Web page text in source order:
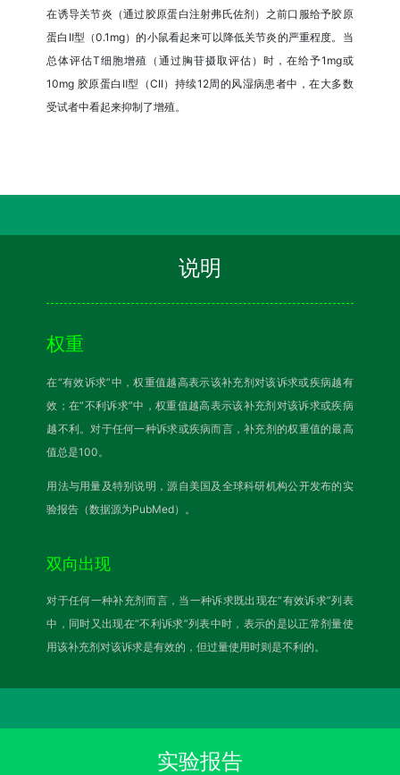
在诱导关节炎（通过胶原蛋白注射弗氏佐剂）之前口服给予胶原
蛋白Ⅱ型（0.1mg）的小鼠看起来可以降低关节炎的严重程度。当
总体评估T细胞增殖（通过胸苷摄取评估）时，在给予1mg或
10mg 胶原蛋白Ⅱ型（CII）持续12周的风湿病患者中，在大多数
受试者中看起来抑制了增殖。
说明
权重
在“有效诉求”中，权重值越高表示该补充剂对该诉求或疾病越有
效；在“不利诉求”中，权重值越高表示该补充剂对该诉求或疾病
越不利。对于任何一种诉求或疾病而言，补充剂的权重值的最高
值总是100。
用法与用量及特别说明，源自美国及全球科研机构公开发布的实
验报告（数据源为PubMed）。
双向出现
对于任何一种补充剂而言，当一种诉求既出现在“有效诉求”列表
中，同时又出现在“不利诉求”列表中时，表示的是以正常剂量使
用该补充剂对该诉求是有效的，但过量使用时则是不利的。
实验报告